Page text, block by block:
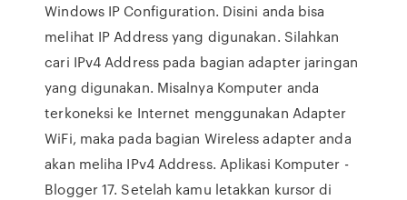
Windows IP Configuration. Disini anda bisa
melihat IP Address yang digunakan. Silahkan
cari IPv4 Address pada bagian adapter jaringan
yang digunakan. Misalnya Komputer anda
terkoneksi ke Internet menggunakan Adapter
WiFi, maka pada bagian Wireless adapter anda
akan meliha IPv4 Address. Aplikasi Komputer -
Blogger 17. Setelah kamu letakkan kursor di